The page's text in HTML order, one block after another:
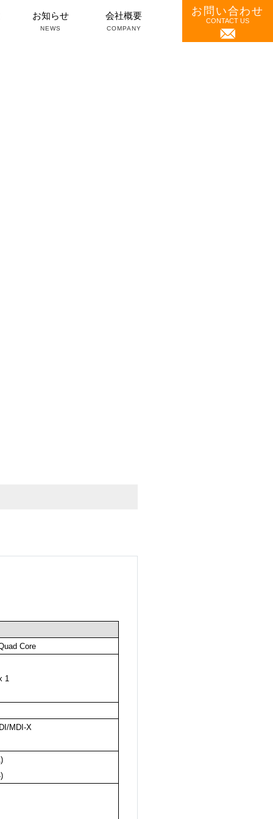
お知らせ
NEWS
会社概要
COMPANY
お問い合わせ
CONTACT US
Core
1
MDI-X